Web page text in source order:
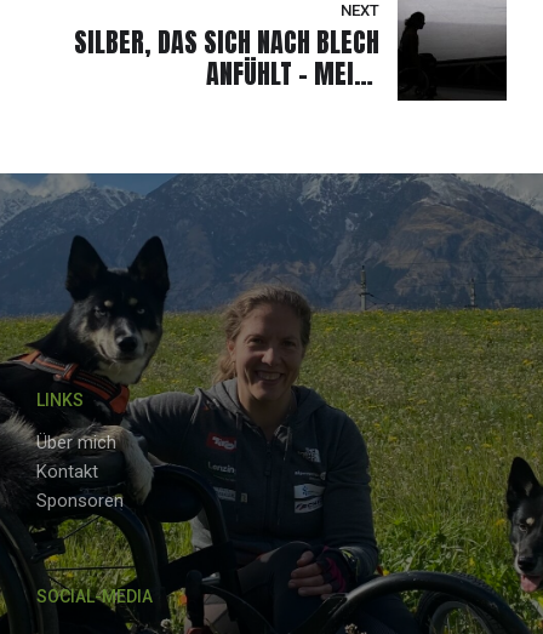
NEXT
SILBER, DAS SICH NACH BLECH
ANFÜHLT – MEINE
LINKS
Über mich
Kontakt
Sponsoren
SOCIAL-MEDIA